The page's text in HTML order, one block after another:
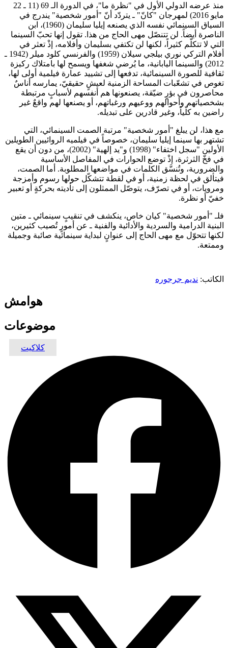
منذ عرضه الدولي الأول في "نظرة ما"، في الدورة الـ 69 (11 ـ 22
مايو 2016) لمهرجان "كانّ" ـ يتردّد أنّ "أمور شخصية" يندرج في
السياق السينمائي نفسه الذي يصنعه إيليا سليمان (1960)، ابن
الناصرة أيضاً. لن تتنصّل مهى الحاج من هذا. تقول إنها تحبّ السينما
التي لا تتكلّم كثيراً، لكنها لن تكتفي بسليمان وأفلامه، إذْ تعثر في
أفلام التركي نوري بيلجي سيلان (1959) والفرنسي كلود ميلر (1942 ـ
2012) والسينما اليابانية، ما يُرضي شغفها ويسمح لها بامتلاك ركيزة
ثقافية للصورة السينمائية، تدفعها إلى تشييد عمارة فيلمية أولى لها،
تغوص في تشعّبات المساحة الزمنية لعيشٍ حقيقيّ، يمارسه أناسٌ
محاصرون في بؤرٍ ضيّقة، يصنعونها هم أنفسهم لأسبابٍ مرتبطة
بشخصياتهم وأحوالهم ووعيهم ورغباتهم، أو يصنعها لهم واقعٌ غير
راضين به كلّياً، وغير قادرين على تبديله.
مع هذا، لن يبلغ "أمور شخصية" مرتبة الصمت السينمائي، التي
تشتهر بها سينما إيليا سليمان، خصوصاً في فيلميه الروائيين الطويلين
الأولين "سجل اختفاء" (1998) و"يد إلهية" (2002)، من دون أن يقع
في فخّ الثرثرة، إذْ توضع الحوارات في المفاصل الأساسية
والضرورية، وتُنسَّق الكلمات في مواضعها المطلوبة. أما الصمت،
فيتألق في لحظة زمنية، أو في لقطة تتشكّل حولها رسوم وأمزجة
ومرويات، أو في تصرّف، يتوصّل الممثلون إلى تأديته بحركةٍ أو تعبير
خفيّ أو نظرة.
فلـ "أمور شخصية" كيان خاص، ينكشف في تنقيبٍ سينمائي ـ متين
البنية الدرامية والسردية والأدائية والفنية ـ عن أمورٍ تُصيب كثيرين،
لكنها تتحوّل مع مهى الحاج إلى عنوانٍ لبداية سينمائية صائبة وجميلة
وممتعة.
الكاتب: نديم جرجوره
هوامش
موضوعات
كلاكيت